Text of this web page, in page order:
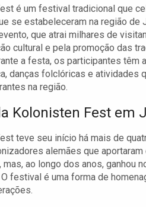
é um festival tradicional que
se estabeleceram na região de
que atrai milhares de
cultural e pela promoção das
a festa, os participantes têm
danças folclóricas e atividades
na região.
Kolonisten Fest em
teve seu início há mais de
alemães que aportaram
ao longo dos anos, ganhou
festival é uma forma de